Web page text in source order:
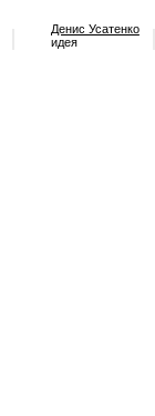
Денис Усатенко
идея